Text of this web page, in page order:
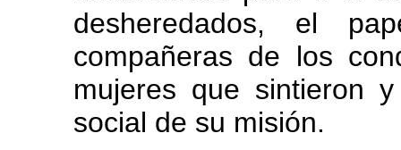
desheredados, el
compañeras de los
mujeres que sintieron
social de su misión.